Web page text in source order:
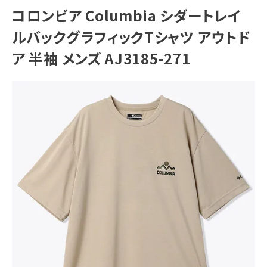
ACCOUNT MENU
ようこそ ゲスト 様
meeting_room ログイン person 会員登録
アイテムから選ぶ
ブランドから選ぶ
SALE品はこちら
INFORMATIOM
コロンビア Columbia シダートレイ
ルバックグラフィックTシャツ アウトド
ア 半袖 メンズ AJ3185-271